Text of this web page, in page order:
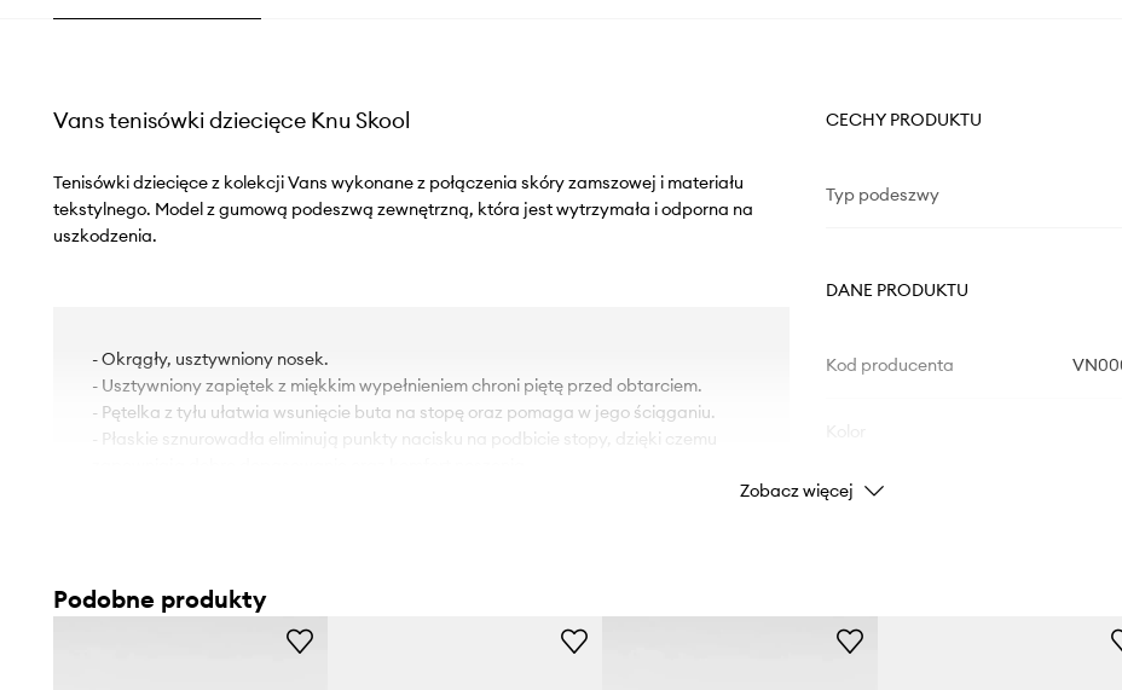
Vans tenisówki dziecięce Knu Skool
Tenisówki dziecięce z kolekcji Vans wykonane z połączenia skóry zamszowej i materiału
tekstylnego. Model z gumową podeszwą zewnętrzną, która jest wytrzymała i odporna na
uszkodzenia.
- Okrągły, usztywniony nosek.
- Usztywniony zapiętek z miękkim wypełnieniem chroni piętę przed obtarciem.
- Pętelka z tyłu ułatwia wsunięcie buta na stopę oraz pomaga w jego ściąganiu.
- Płaskie sznurowadła eliminują punkty nacisku na podbicie stopy, dzięki czemu
CECHY PRODUKTU
Typ podeszwy
DANE PRODUKTU
Kod producenta
Marka
ID Produktu
Zobacz więcej
Podobne produkty